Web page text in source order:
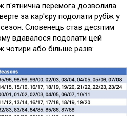
п'ятнична перемога дозволила
за кар'єру подолати рубіж у
Словенець став десятим
вдавалося подолати цей
чотири або більше разів: